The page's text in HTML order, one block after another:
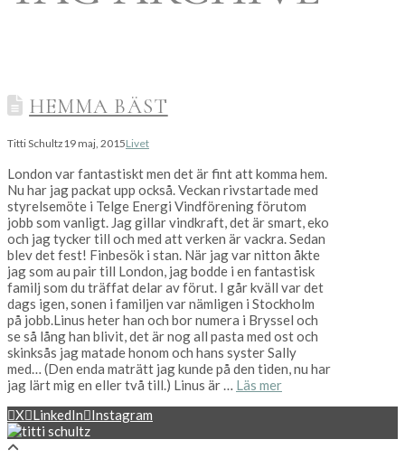
HEMMA BÄST
Titti Schultz19 maj, 2015Livet
London var fantastiskt men det är fint att komma hem.
Nu har jag packat upp också. Veckan rivstartade med
styrelsemöte i Telge Energi Vindförening förutom
jobb som vanligt. Jag gillar vindkraft, det är smart, eko
och jag tycker till och med att verken är vackra. Sedan
blev det fest! Finbesök i stan. När jag var nitton åkte
jag som au pair till London, jag bodde i en fantastisk
familj som du träffat delar av förut. I går kväll var det
dags igen, sonen i familjen var nämligen i Stockholm
på jobb.Linus heter han och bor numera i Bryssel och
se så lång han blivit, det är nog all pasta med ost och
skinksås jag matade honom och hans syster Sally
med… (Den enda maträtt jag kunde på den tiden, nu har
jag lärt mig en eller två till.) Linus är … Läs mer
X
LinkedIn Instagram